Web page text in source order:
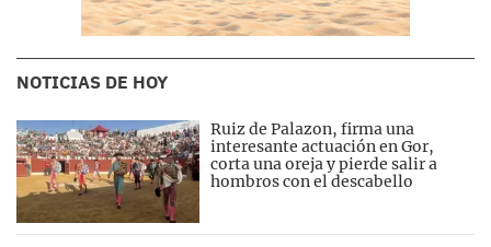
NOTICIAS DE HOY
Ruiz de Palazon, firma una
interesante actuación en Gor,
corta una oreja y pierde salir a
hombros con el descabello